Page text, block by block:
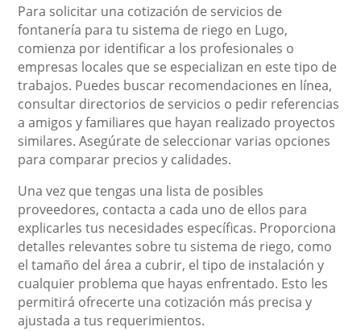
Para solicitar una cotización de servicios de
fontanería para tu sistema de riego en Lugo,
comienza por identificar a los profesionales o
empresas locales que se especializan en este tipo de
trabajos. Puedes buscar recomendaciones en línea,
consultar directorios de servicios o pedir referencias
a amigos y familiares que hayan realizado proyectos
similares. Asegúrate de seleccionar varias opciones
para comparar precios y calidades.
Una vez que tengas una lista de posibles
proveedores, contacta a cada uno de ellos para
explicarles tus necesidades específicas. Proporciona
detalles relevantes sobre tu sistema de riego, como
el tamaño del área a cubrir, el tipo de instalación y
cualquier problema que hayas enfrentado. Esto les
permitirá ofrecerte una cotización más precisa y
ajustada a tus requerimientos.